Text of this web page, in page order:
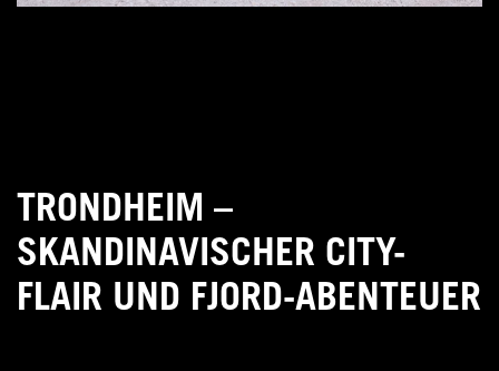
TRONDHEIM –
SKANDINAVISCHER CITY-
FLAIR UND FJORD-ABENTEUER